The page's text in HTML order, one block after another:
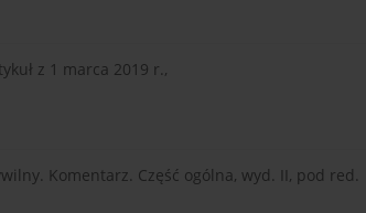
z 1 marca 2019 r.,
Komentarz. Część ogólna, wyd. II, pod red.